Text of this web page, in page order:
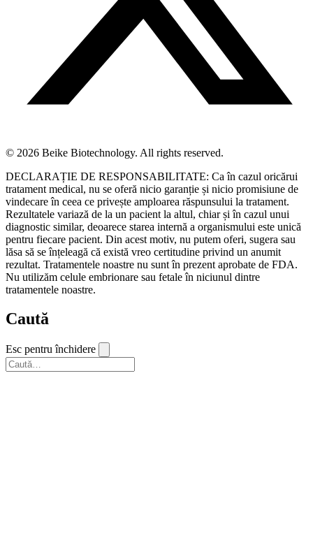
© 2026 Beike Biotechnology. All rights reserved.
DECLARAȚIE DE RESPONSABILITATE: Ca în cazul oricărui
tratament medical, nu se oferă nicio garanție și nicio promisiune de
vindecare în ceea ce privește amploarea răspunsului la tratament.
Rezultatele variază de la un pacient la altul, chiar și în cazul unui
diagnostic similar, deoarece starea internă a organismului este unică
pentru fiecare pacient. Din acest motiv, nu putem oferi, sugera sau
lăsa să se înțeleagă că există vreo certitudine privind un anumit
rezultat. Tratamentele noastre nu sunt în prezent aprobate de FDA.
Nu utilizăm celule embrionare sau fetale în niciunul dintre
tratamentele noastre.
Caută
Esc pentru închidere